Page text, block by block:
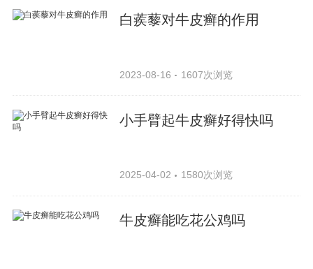
白蒺藜对牛皮癣的作用
2023-08-16 1607次浏览
小手臂起牛皮癣好得快吗
2025-04-02 1580次浏览
牛皮癣能吃花公鸡吗